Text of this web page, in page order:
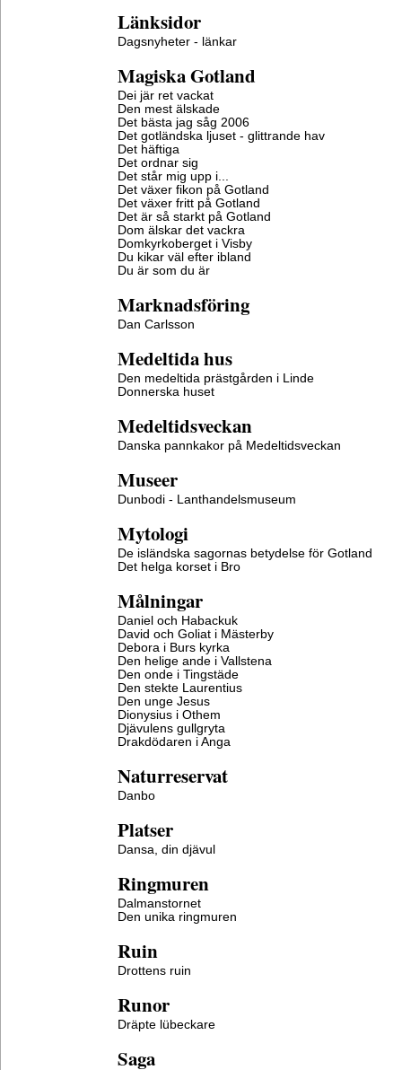
Länksidor
Dagsnyheter - länkar
Magiska Gotland
Dei jär ret vackat
Den mest älskade
Det bästa jag såg 2006
Det gotländska ljuset - glittrande hav
Det häftiga
Det ordnar sig
Det står mig upp i...
Det växer fikon på Gotland
Det växer fritt på Gotland
Det är så starkt på Gotland
Dom älskar det vackra
Domkyrkoberget i Visby
Du kikar väl efter ibland
Du är som du är
Marknadsföring
Dan Carlsson
Medeltida hus
Den medeltida prästgården i Linde
Donnerska huset
Medeltidsveckan
Danska pannkakor på Medeltidsveckan
Museer
Dunbodi - Lanthandelsmuseum
Mytologi
De isländska sagornas betydelse för Gotland
Det helga korset i Bro
Målningar
Daniel och Habackuk
David och Goliat i Mästerby
Debora i Burs kyrka
Den helige ande i Vallstena
Den onde i Tingstäde
Den stekte Laurentius
Den unge Jesus
Dionysius i Othem
Djävulens gullgryta
Drakdödaren i Anga
Naturreservat
Danbo
Platser
Dansa, din djävul
Ringmuren
Dalmanstornet
Den unika ringmuren
Ruin
Drottens ruin
Runor
Dräpte lübeckare
Saga